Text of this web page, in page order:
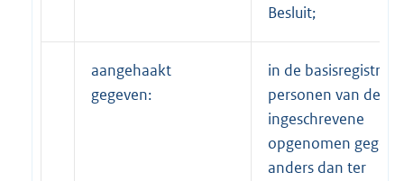
Besluit;
aangehaakt
gegeven:
in de
personen van de
ingeschrevene
opgenomen
anders dan ter